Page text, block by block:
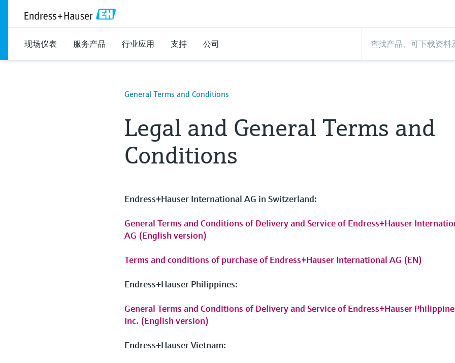
现场仪表 服务产品 行业应用 支持 公司
General Terms and Conditions
Legal and General Terms and
Conditions
Endress+Hauser International AG in Switzerland:
General Terms and Conditions of Delivery and Service of Endress+Hauser
AG (English version)
Terms and conditions of purchase of Endress+Hauser International AG (EN)
Endress+Hauser Philippines:
General Terms and Conditions of Delivery and Service of Endress+Hauser
Inc. (English version)
Endress+Hauser Vietnam: